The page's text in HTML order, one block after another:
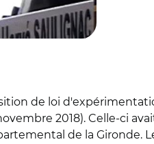
de loi
2018). Celle-ci
de la Gironde.